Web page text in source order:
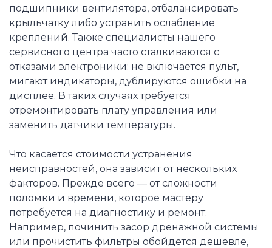
подшипники вентилятора, отбалансировать
крыльчатку либо устранить ослабление
креплений. Также специалисты нашего
сервисного центра часто сталкиваются с
отказами электроники: не включается пульт,
мигают индикаторы, дублируются ошибки на
дисплее. В таких случаях требуется
отремонтировать плату управления или
заменить датчики температуры.
Что касается стоимости устранения
неисправностей, она зависит от нескольких
факторов. Прежде всего — от сложности
поломки и времени, которое мастеру
потребуется на диагностику и ремонт.
Например, починить засор дренажной системы
или прочистить фильтры обойдется дешевле,